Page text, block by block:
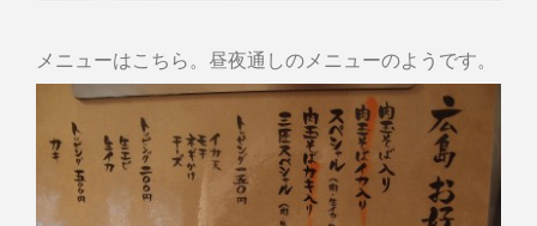
メニューはこちら。昼夜通しのメニューのようです。